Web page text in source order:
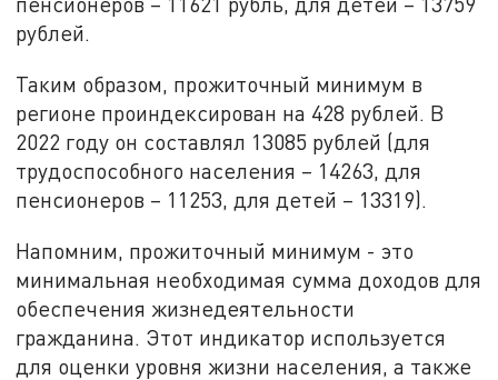
рублей.
Таким образом, прожиточный минимум в
регионе проиндексирован на 428 рублей. В
2022 году он составлял 13085 рублей (для
трудоспособного населения – 14263, для
пенсионеров – 11253, для детей – 13319).
Напомним, прожиточный минимум - это
минимальная необходимая сумма доходов для
обеспечения жизнедеятельности
гражданина. Этот индикатор используется
для оценки уровня жизни населения, а также